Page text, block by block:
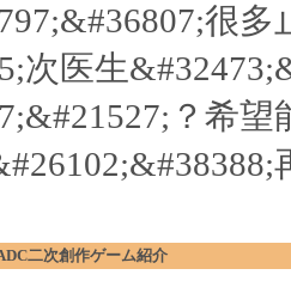
很
次医生
？希
二次創作ゲーム紹介